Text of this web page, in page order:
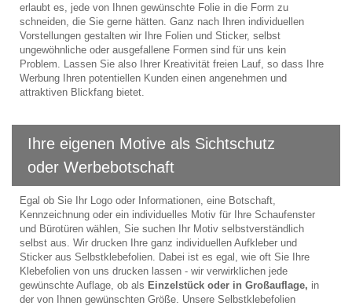
erlaubt es, jede von Ihnen gewünschte Folie in die Form zu
schneiden, die Sie gerne hätten. Ganz nach Ihren individuellen
Vorstellungen gestalten wir Ihre Folien und Sticker, selbst
ungewöhnliche oder ausgefallene Formen sind für uns kein
Problem. Lassen Sie also Ihrer Kreativität freien Lauf, so dass Ihre
Werbung Ihren potentiellen Kunden einen angenehmen und
attraktiven Blickfang bietet.
Ihre eigenen Motive als Sichtschutz
oder Werbebotschaft
Egal ob Sie Ihr Logo oder Informationen, eine Botschaft,
Kennzeichnung oder ein individuelles Motiv für Ihre Schaufenster
und Bürotüren wählen, Sie suchen Ihr Motiv selbstverständlich
selbst aus. Wir drucken Ihre ganz individuellen Aufkleber und
Sticker aus Selbstklebefolien. Dabei ist es egal, wie oft Sie Ihre
Klebefolien von uns drucken lassen - wir verwirklichen jede
gewünschte Auflage, ob als Einzelstück oder in Großauflage, in
der von Ihnen gewünschten Größe. Unsere Selbstklebefolien